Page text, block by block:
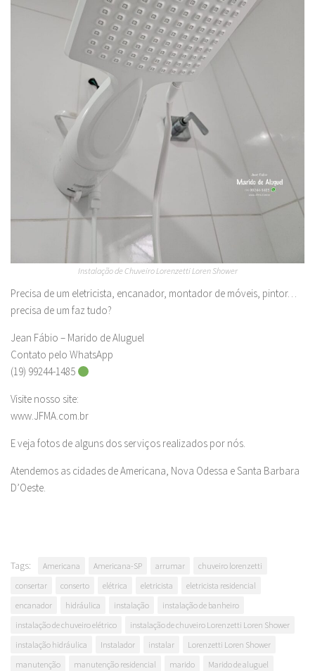
Instalação de Chuveiro Lorenzetti Loren Shower
Precisa de um eletricista, encanador, montador de móveis, pintor…
precisa de um faz tudo?
Jean Fábio – Marido de Aluguel
Contato pelo WhatsApp
(19) 99244-1485
Visite nosso site:
www.JFMA.com.br
E veja fotos de alguns dos serviços realizados por nós.
Atendemos as cidades de Americana, Nova Odessa e Santa Barbara
D’Oeste.
Tags: Americana Americana-SP arrumar
chuveiro lorenzetti
consertar
conserto elétrica eletricista
eletricista residencial
encanador
hidráulica instalação
instalação de banheiro
instalação de chuveiro elétrico
instalação de chuveiro Lorenzetti Loren Shower
instalação hidráulica
Instalador instalar
Lorenzetti Loren Shower
manutenção
manutenção residencial marido
Marido de aluguel